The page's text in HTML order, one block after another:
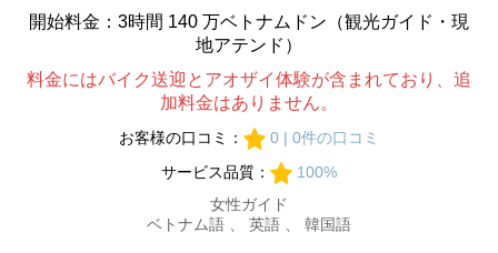
開始料金：3時間 140 万ベトナムドン（観光ガイド・現
地アテンド）
料金にはバイク送迎とアオザイ体験が含まれており、追
加料金はありません。
お客様の口コミ：
0 | 0件の口コミ
サービス品質：
100%
女性ガイド
ベトナム語 、 英語 、 韓国語